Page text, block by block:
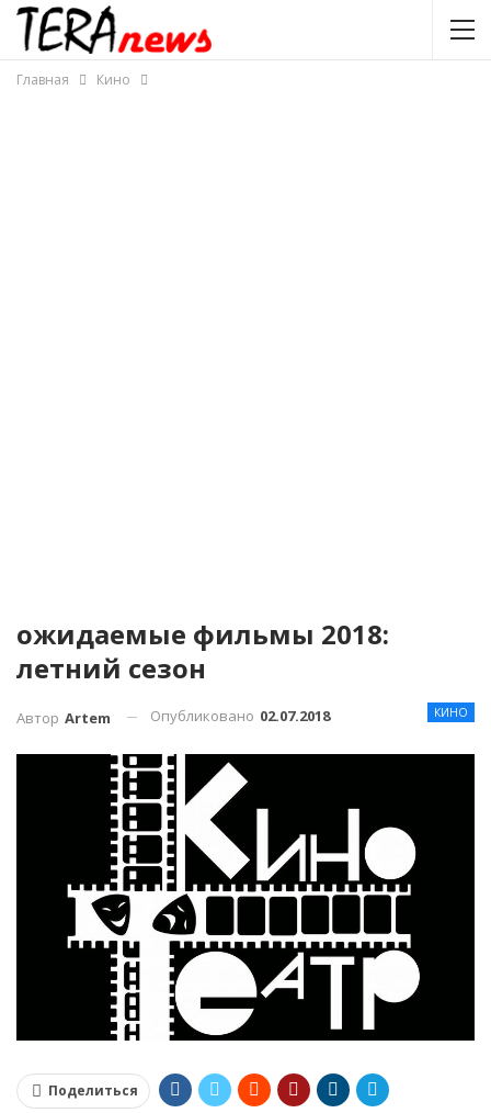
Главная Кино
ожидаемые фильмы 2018:
летний сезон
КИНО
Автор Artem Опубликовано 02.07.2018
Поделиться